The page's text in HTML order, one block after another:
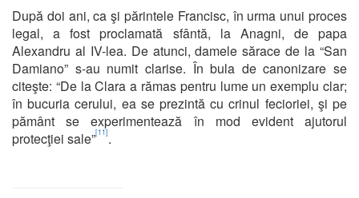
După doi ani, ca şi părintele Francisc, în urma unui proces
legal, a fost proclamată sfântă, la Anagni, de papa
Alexandru al IV-lea. De atunci, damele sărace de la “San
Damiano” s-au numit clarise. În bula de canonizare se
citeşte: “De la Clara a rămas pentru lume un exemplu clar;
în bucuria cerului, ea se prezintă cu crinul fecioriei, şi pe
pământ se experimentează în mod evident ajutorul
protecţiei sale”[11].